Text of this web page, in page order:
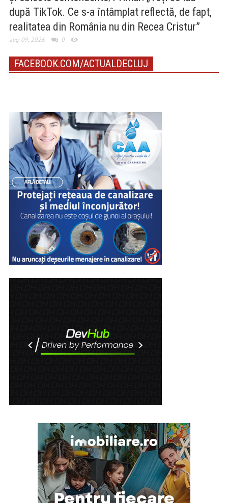
după TikTok. Ce s-a întâmplat reflectă, de fapt,
realitatea din România nu din Recea Cristur”
aug. 09, 2026 0
FACEBOOK.COM/ACTUALDECLUJ